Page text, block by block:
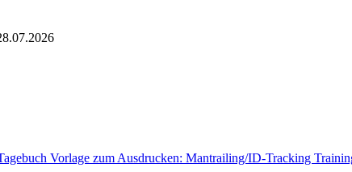
Vorlage zum Ausdrucken: Mantrailing/ID-Tracking